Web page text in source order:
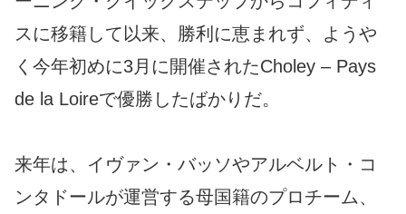
スに移籍して以来、勝利に恵まれず、ようや
く今年初めに3月に開催されたCholey – Pays
de la Loireで優勝したばかりだ。
来年は、イヴァン・バッソやアルベルト・コ
ンタドールが運営する母国籍のプロチーム、